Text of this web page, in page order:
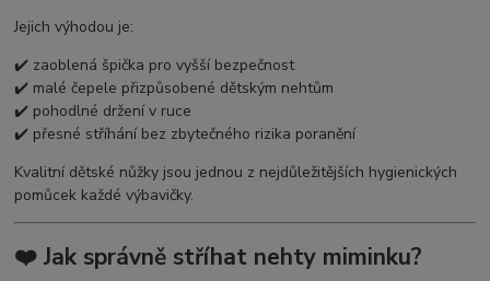
Jejich výhodou je:
✔️ zaoblená špička pro vyšší bezpečnost
✔️ malé čepele přizpůsobené dětským nehtům
✔️ pohodlné držení v ruce
✔️ přesné stříhání bez zbytečného rizika poranění
Kvalitní dětské nůžky jsou jednou z nejdůležitějších hygienických
pomůcek každé výbavičky.
❤️ Jak správně stříhat nehty miminku?